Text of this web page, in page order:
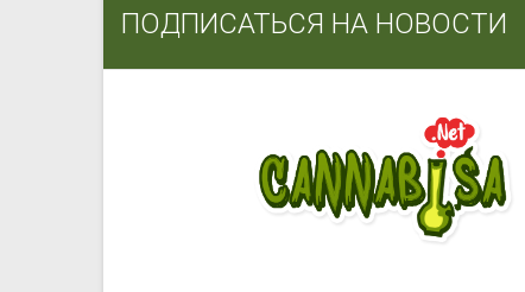
ПОДПИСАТЬСЯ НА НОВОСТИ